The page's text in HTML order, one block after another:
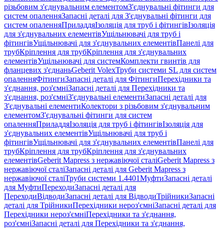
різьбовим з'єднувальним елементомЗ'єднувальні фітинги для
систем опаленняЗапасні деталі для З'єднувальні фітинги для
систем опаленняПриладдяІзоляція для труб і фітингівІзоляція
для з'єднувальних елементівУщільнювачі для труб і
фітингівУщільнювачі для з'єднувальних елементівПанелі для
трубКріплення для трубКріплення для з'єднувальних
елементівУщільнювачі для системКомплекти гвинтів для
фланцевих з'єднаньGeberit VolexТруби системи SL для систем
опаленняФітингиЗапасні деталі для ФітингиПерехідники та
з'єднання, роз'ємніЗапасні деталі для Перехідники та
з'єднання, роз'ємніЗ'єднувальні елементиЗапасні деталі для
З'єднувальні елементиКолектори з різьбовим з'єднувальним
елементомЗ'єднувальні фітинги для систем
опаленняПриладдяІзоляція для труб і фітингівІзоляція для
з'єднувальних елементівУщільнювачі для труб і
фітингівУщільнювачі для з'єднувальних елементівПанелі для
трубКріплення для трубКріплення для з'єднувальних
елементівGeberit Mapress з нержавіючої сталіGeberit Mapress з
нержавіючої сталіЗапасні деталі для Geberit Mapress з
нержавіючої сталіТруби системи 1.4401МуфтиЗапасні деталі
для МуфтиПереходиЗапасні деталі для
ПереходиВідводиЗапасні деталі для ВідводиТрійникиЗапасні
деталі для ТрійникиПерехідники нероз'ємніЗапасні деталі для
Перехідники нероз'ємніПерехідники та з'єднання,
роз'ємніЗапасні деталі для Перехідники та з'єднання,